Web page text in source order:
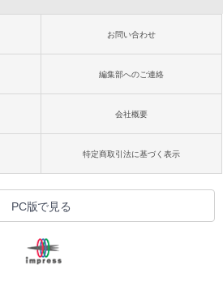
お問い合わせ
編集部へのご連絡
会社概要
特定商取引法に基づく表示
PC版で見る